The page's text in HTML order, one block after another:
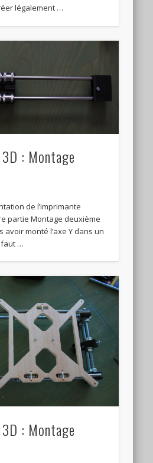
légalement …
: Montage
de l’imprimante
partie Montage deuxième
avoir monté l’axe Y dans un
faut …
: Montage